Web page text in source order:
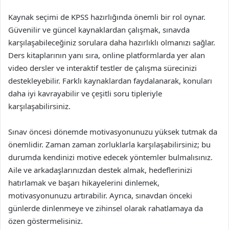
Kaynak seçimi de KPSS hazırlığında önemli bir rol oynar.
Güvenilir ve güncel kaynaklardan çalışmak, sınavda
karşılaşabileceğiniz sorulara daha hazırlıklı olmanızı sağlar.
Ders kitaplarının yanı sıra, online platformlarda yer alan
video dersler ve interaktif testler de çalışma sürecinizi
destekleyebilir. Farklı kaynaklardan faydalanarak, konuları
daha iyi kavrayabilir ve çeşitli soru tipleriyle
karşılaşabilirsiniz.
Sınav öncesi dönemde motivasyonunuzu yüksek tutmak da
önemlidir. Zaman zaman zorluklarla karşılaşabilirsiniz; bu
durumda kendinizi motive edecek yöntemler bulmalısınız.
Aile ve arkadaşlarınızdan destek almak, hedeflerinizi
hatırlamak ve başarı hikayelerini dinlemek,
motivasyonunuzu artırabilir. Ayrıca, sınavdan önceki
günlerde dinlenmeye ve zihinsel olarak rahatlamaya da
özen göstermelisiniz.